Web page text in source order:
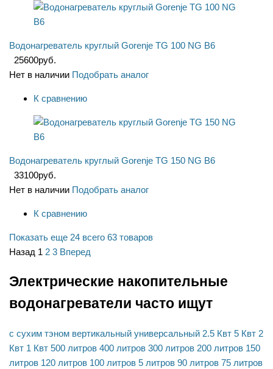
Водонагреватель круглый Gorenje TG 100 NG B6
25600руб.
Нет в наличии Подобрать аналог
К сравнению
Водонагреватель круглый Gorenje TG 150 NG B6
33100руб.
Нет в наличии Подобрать аналог
К сравнению
Показать еще 24 всего 63 товаров
Назад 1 2 3 Вперед
Электрические накопительные
водонагреватели часто ищут
с сухим тэном вертикальный универсальный 2.5 Квт 5 Квт 2
Квт 1 Квт 500 литров 400 литров 300 литров 200 литров 150
литров 120 литров 100 литров 5 литров 90 литров 75 литров